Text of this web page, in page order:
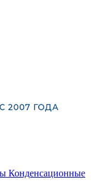
Конденсационные